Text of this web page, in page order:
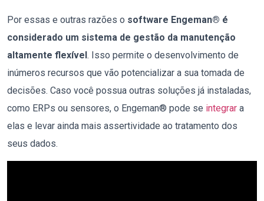
Por essas e outras razões o software Engeman® é
considerado um sistema de gestão da manutenção
altamente flexível. Isso permite o desenvolvimento de
inúmeros recursos que vão potencializar a sua tomada de
decisões. Caso você possua outras soluções já instaladas,
como ERPs ou sensores, o Engeman® pode se integrar a
elas e levar ainda mais assertividade ao tratamento dos
seus dados.